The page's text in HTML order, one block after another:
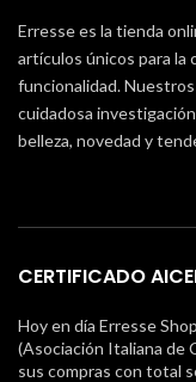
Erresse es la tienda
artículos únicos para la
funcionalidad.
cuidadosa
belleza, novedad y
CERTIFICADO
Hoy en día Erresse
(Asociación Italiana de
sus compras con total